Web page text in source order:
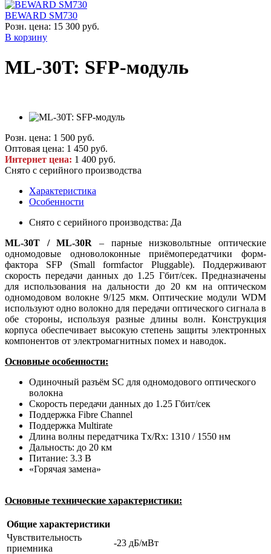
BEWARD SM730
Розн. цена: 15 300 руб.
В корзину
ML-30T: SFP-модуль
Розн. цена: 1 500 руб.
Оптовая цена: 1 450 руб.
Интернет цена: 1 400 руб.
Снято с серийного производства
Характеристика
Особенности
Снято с серийного производства: Да
ML-30T / ML-30R – парные низковольтные оптические
одномодовые одноволоконные приёмопередатчики форм-
фактора SFP (Small formfactor Pluggable). Поддерживают
скорость передачи данных до 1.25 Гбит/сек. Предназначены
для использования на дальности до 20 км на оптическом
одномодовом волокне 9/125 мкм. Оптические модули WDM
используют одно волокно для передачи оптического сигнала в
обе стороны, используя разные длины волн. Конструкция
корпуса обеспечивает высокую степень защиты электронных
компонентов от электромагнитных помех и наводок.
Основные особенности:
Одиночный разъём SC для одномодового оптического
волокна
Скорость передачи данных до 1.25 Гбит/сек
Поддержка Fibre Channel
Поддержка Multirate
Длина волны передатчика Tx/Rx: 1310 / 1550 нм
Дальность: до 20 км
Питание: 3.3 В
«Горячая замена»
Основные технические характеристики:
Общие характеристики
Чувствительность
приемника
-23 дБ/мВт